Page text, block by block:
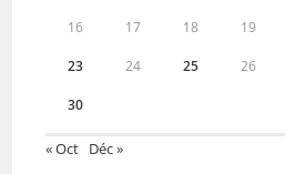
16 17 18 19
23 24 25 26
30
« Oct Déc »